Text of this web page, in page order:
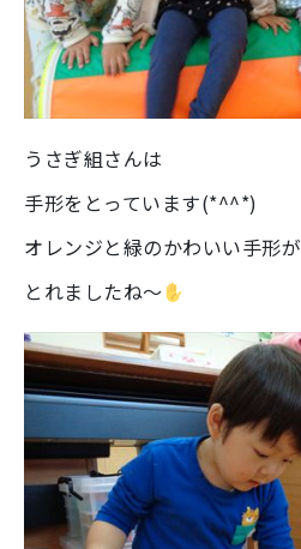
うさぎ組さんは
手形をとっています(*^^*)
オレンジと緑のかわいい手形が
とれましたね～